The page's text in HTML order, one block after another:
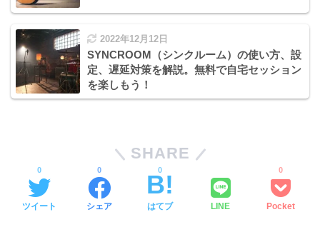
2022年12月12日
SYNCROOM（シンクルーム）の使い方、設
定、遅延対策を解説。無料で自宅セッション
を楽しもう！
SHARE
ツイート
0
シェア
0
はてブ
0
LINE Pocket
0